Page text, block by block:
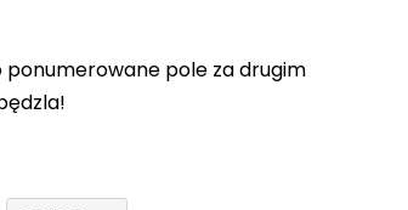
pole za drugim